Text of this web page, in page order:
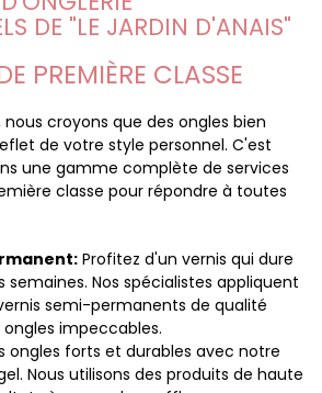
DE "LE JARDIN D'ANAIS"
PREMIÈRE CLASSE
nous croyons que des ongles bien
de votre style personnel. C'est
une gamme complète de services
classe pour répondre à toutes
Profitez d'un vernis qui dure
Nos spécialistes appliquent
semi-permanents de qualité
impeccables.
ongles forts et durables avec notre
Nous utilisons des produits de haute